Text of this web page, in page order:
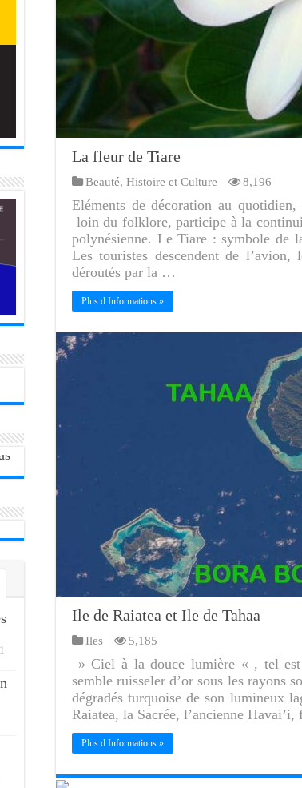
La fleur de Tiare
Beauté, Histoire et Culture 8,196
Eléments de décoration au
loin du folklore, participe à la
polynésienne. Le Tiare : symbole de
Les touristes descendent de
déroutés par la …
Plus d Informations »
Ile de Raiatea et Ile de Tahaa
Iles 5,185
» Ciel à la douce lumière « , tel
semble ruisseler d’or sous les rayons
dégradés turquoise de son lumineux
Raiatea, la Sacrée, l’ancienne
Plus d Informations »